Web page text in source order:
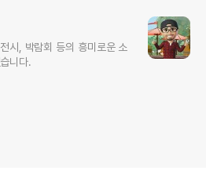
시, 박람회 등의 흥미로운 소
니다.